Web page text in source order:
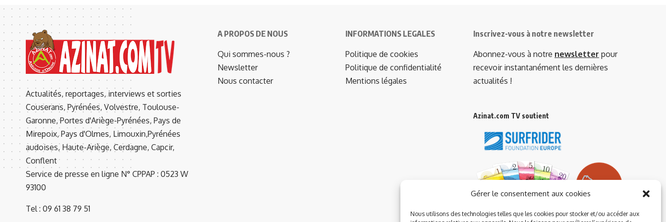
Gérer le consentement aux cookies
Nous utilisons des technologies telles que les cookies pour stocker et/ou accéder aux
Actualités, reportages, interviews et sorties
Couserans, Pyrénées, Volvestre, Toulouse-
Garonne, Portes d'Ariège-Pyrénées, Pays de
Mirepoix, Pays d'Olmes, Limouxin,Pyrénées
audoises, Haute-Ariège, Cerdagne, Capcir,
Conflent
Service de presse en ligne N° CPPAP : 0523 W
93100
Tel : 09 61 38 79 51
A PROPOS DE NOUS
Qui sommes-nous ?
Newsletter
Nous contacter
INFORMATIONS LEGALES
Politique de cookies
Politique de confidentialité
Mentions légales
Inscrivez-vous à notre newsletter
Abonnez-vous à notre newsletter pour
recevoir instantanément les dernières
actualités !
Azinat.com TV soutient